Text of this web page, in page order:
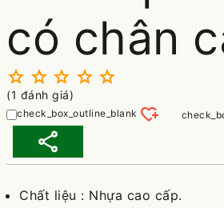
có chân
star star star star star
(1 đánh giá)
heart_plus
share
Chất liệu : Nhựa cao cấp.